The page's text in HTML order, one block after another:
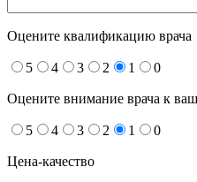
Оцените квалификацию врача
5 4 3 2 1 0
Оцените внимание врача к
5 4 3 2 1 0
Цена-качество